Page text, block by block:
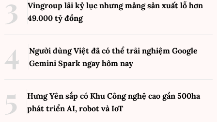
Vingroup lãi kỷ lục nhưng mảng sản xuất lỗ hơn
49.000 tỷ đồng
Người dùng Việt đã có thể trải nghiệm Google
Gemini Spark ngay hôm nay
Hưng Yên sắp có Khu Công nghệ cao gần 500ha
phát triển AI, robot và IoT